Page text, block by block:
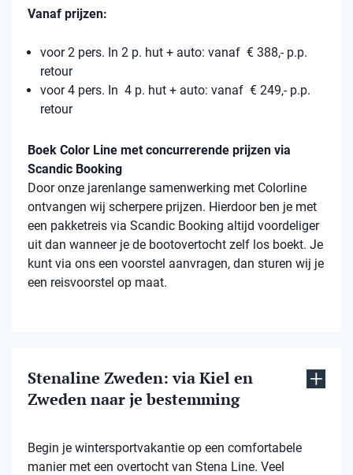
Vanaf prijzen:
voor 2 pers. In 2 p. hut + auto: vanaf € 388,- p.p.
retour
voor 4 pers. In 4 p. hut + auto: vanaf € 249,- p.p.
retour
Boek Color Line met concurrerende prijzen via
Scandic Booking
Door onze jarenlange samenwerking met Colorline
ontvangen wij scherpere prijzen. Hierdoor ben je met
een pakketreis via Scandic Booking altijd voordeliger
uit dan wanneer je de bootovertocht zelf los boekt. Je
kunt via ons een voorstel aanvragen, dan sturen wij je
een reisvoorstel op maat.
Stenaline Zweden: via Kiel en
Zweden naar je bestemming
Begin je wintersportvakantie op een comfortabele
manier met een overtocht van Stena Line. Veel